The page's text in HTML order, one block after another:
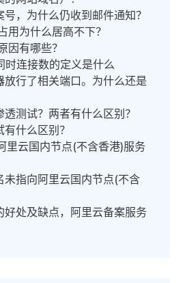
，为什么仍收到邮件通知？
用为什么居高不下？
因有哪些？
时连接数的定义是什么
放行了相关端口。为什么还是
测试？两者有什么区别？
什么区别？
里云国内节点(不含香港)服务
未指向阿里云国内节点(不含
好处及缺点，阿里云备案服务